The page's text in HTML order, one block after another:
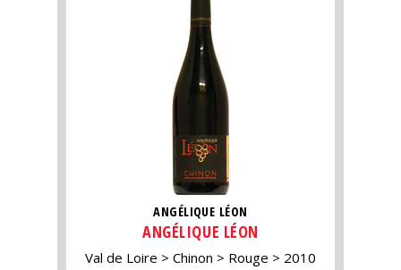
ANGÉLIQUE LÉON
ANGÉLIQUE LÉON
Val de Loire Chinon Rouge 2010